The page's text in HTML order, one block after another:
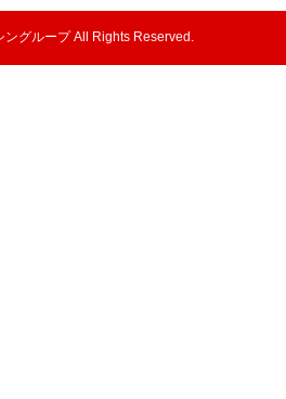
グループ All Rights Reserved.